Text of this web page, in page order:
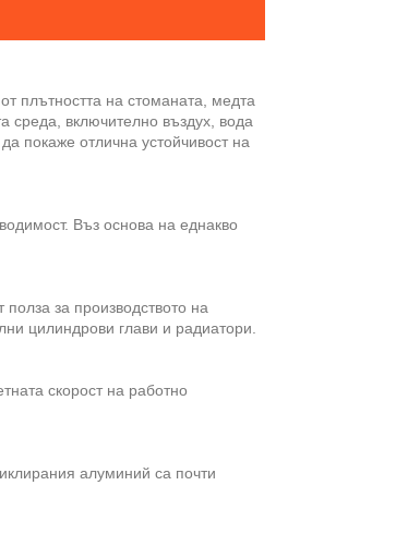
плътността на стоманата, медта
среда, включително въздух, вода
покаже отлична устойчивост на
Въз основа на еднакво
за производството на
цилиндрови глави и радиатори.
скорост на работно
алуминий са почти